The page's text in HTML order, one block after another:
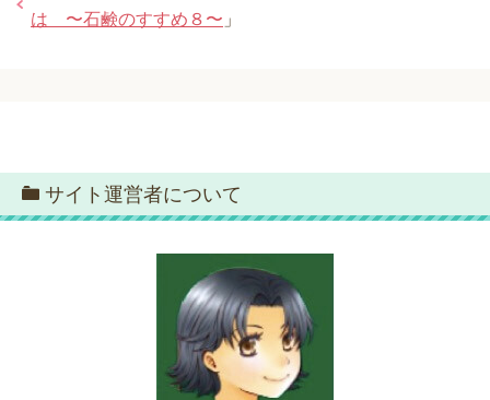
は 〜石鹸のすすめ８〜 」
サイト運営者について